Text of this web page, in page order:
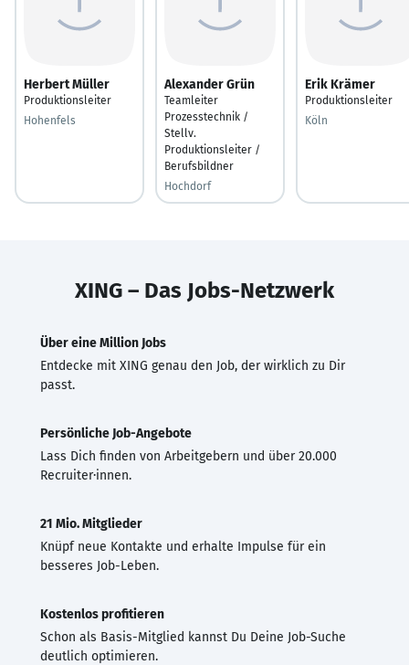
Herbert Müller
Produktionsleiter
Hohenfels
Alexander Grün
Teamleiter
Prozesstechnik /
Stellv.
Produktionsleiter /
Berufsbildner
Hochdorf
Erik Krämer
Produktionsleiter
Köln
XING – Das Jobs-Netzwerk
Über eine Million Jobs
Entdecke mit XING genau den Job, der wirklich zu Dir
passt.
Persönliche Job-Angebote
Lass Dich finden von Arbeitgebern und über 20.000
Recruiter·innen.
21 Mio. Mitglieder
Knüpf neue Kontakte und erhalte Impulse für ein
besseres Job-Leben.
Kostenlos profitieren
Schon als Basis-Mitglied kannst Du Deine Job-Suche
deutlich optimieren.